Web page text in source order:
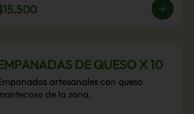
DE QUESO X 10
artesanales con queso
de la zona.